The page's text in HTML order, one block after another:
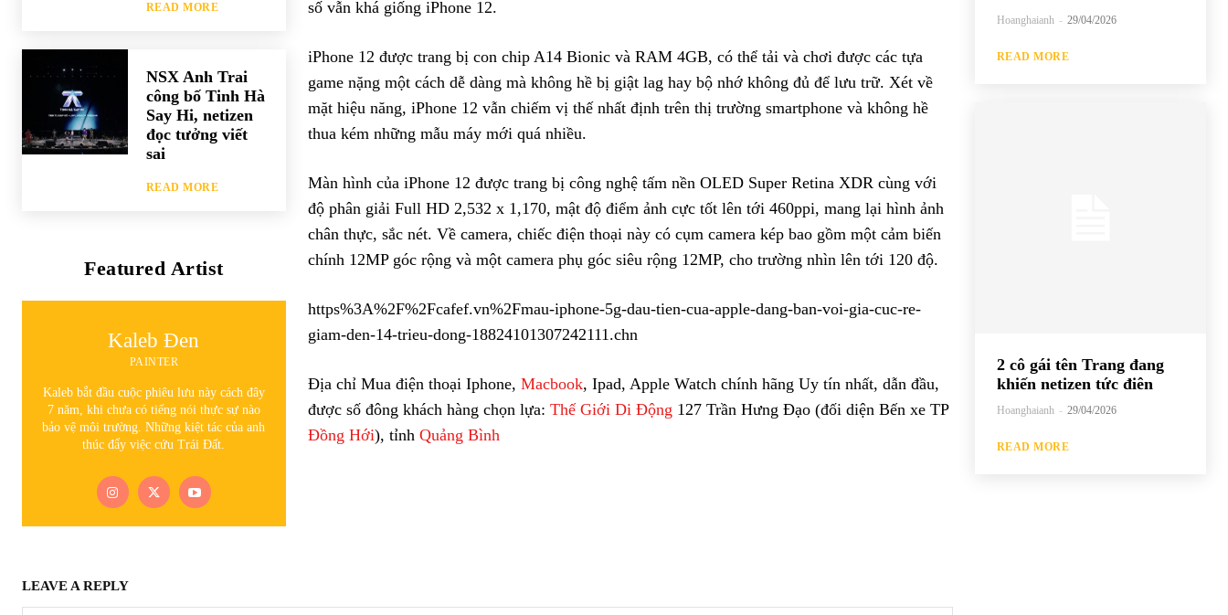
READ MORE
NSX Anh Trai
công bố Tinh Hà
Say Hi, netizen
đọc tưởng viết
sai
READ MORE
Featured Artist
Kaleb Đen
PAINTER
Kaleb bắt đầu cuộc phiêu lưu này cách đây
7 năm, khi chưa có tiếng nói thực sự nào
bảo vệ môi trường. Những kiệt tác của anh
thúc đẩy việc cứu Trái Đất.
số vẫn khá giống iPhone 12.
iPhone 12 được trang bị con chip A14 Bionic và RAM 4GB, có thể tải và chơi được các tựa
game nặng một cách dễ dàng mà không hề bị giật lag hay bộ nhớ không đủ để lưu trữ. Xét về
mặt hiệu năng, iPhone 12 vẫn chiếm vị thế nhất định trên thị trường smartphone và không hề
thua kém những mẫu máy mới quá nhiều.
Màn hình của iPhone 12 được trang bị công nghệ tấm nền OLED Super Retina XDR cùng với
độ phân giải Full HD 2,532 x 1,170, mật độ điểm ảnh cực tốt lên tới 460ppi, mang lại hình ảnh
chân thực, sắc nét. Về camera, chiếc điện thoại này có cụm camera kép bao gồm một cảm biến
chính 12MP góc rộng và một camera phụ góc siêu rộng 12MP, cho trường nhìn lên tới 120 độ.
https%3A%2F%2Fcafef.vn%2Fmau-iphone-5g-dau-tien-cua-apple-dang-ban-voi-gia-cuc-re-
giam-den-14-trieu-dong-18824101307242111.chn
Địa chỉ Mua điện thoại Iphone, Macbook, Ipad, Apple Watch chính hãng Uy tín nhất, dẫn đầu,
được số đông khách hàng chọn lựa: Thế Giới Di Động 127 Trần Hưng Đạo (đối diện Bến xe TP
Đồng Hới), tỉnh Quảng Bình
LEAVE A REPLY
Hoanghaianh - 29/04/2026
READ MORE
2 cô gái tên Trang đang
khiến netizen tức điên
Hoanghaianh - 29/04/2026
READ MORE